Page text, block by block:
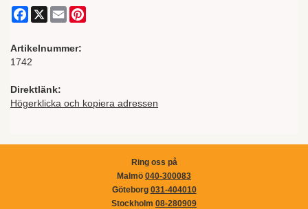
Facebook
X Email
Artikelnummer:
1742
Direktlänk:
Högerklicka och kopiera adressen
Ring oss på
Malmö 040-300083
Göteborg 031-404010
Stockholm 08-280909